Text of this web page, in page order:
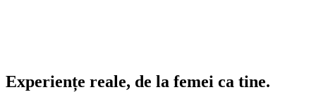
Experiențe reale, de la femei ca tine.